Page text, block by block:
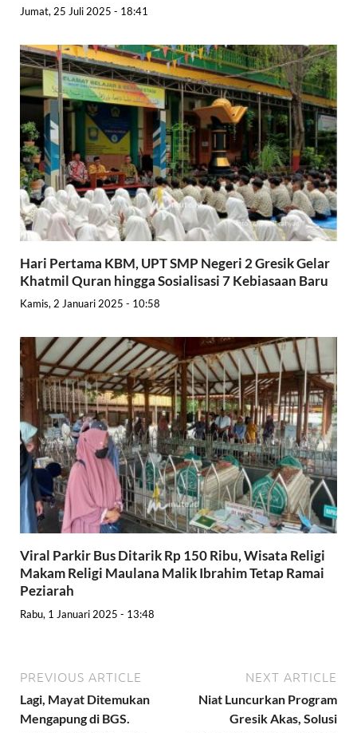
Jumat, 25 Juli 2025 - 18:41
Hari Pertama KBM, UPT SMP Negeri 2 Gresik Gelar
Khatmil Quran hingga Sosialisasi 7 Kebiasaan Baru
Kamis, 2 Januari 2025 - 10:58
Viral Parkir Bus Ditarik Rp 150 Ribu, Wisata Religi
Makam Religi Maulana Malik Ibrahim Tetap Ramai
Peziarah
Rabu, 1 Januari 2025 - 13:48
PREVIOUS ARTICLE
Lagi, Mayat Ditemukan
Mengapung di BGS.
NEXT ARTICLE
Niat Luncurkan Program
Gresik Akas, Solusi